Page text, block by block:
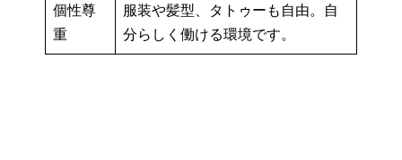
個性尊
重
服装や髪型、タトゥーも自由。自
分らしく働ける環境です。